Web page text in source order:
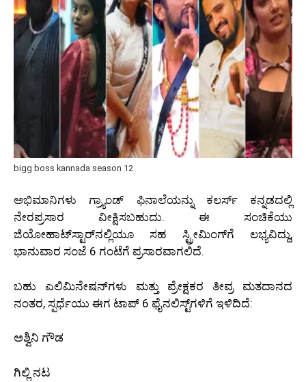
bigg boss kannada season 12
ಅಭಿಮಾನಿಗಳು ಗ್ರ್ಯಾಂಡ್ ಫಿನಾಲೆಯನ್ನು ಕಲರ್ಸ್ ಕನ್ನಡದಲ್ಲಿ
ನೇರಪ್ರಸಾರ ವೀಕ್ಷಿಸಬಹುದು. ಈ ಸಂಚಿಕೆಯು
ಜಿಯೋಹಾಟ್‌ಸ್ಟಾರ್‌ನಲ್ಲಿಯೂ ಸಹ ಸ್ಟ್ರೀಮಿಂಗ್‌ಗೆ ಲಭ್ಯವಿದ್ದು,
ಭಾನುವಾರ ಸಂಜೆ 6 ಗಂಟೆಗೆ ಪ್ರಸಾರವಾಗಲಿದೆ.
ಬಹು ಎಲಿಮಿನೇಷನ್‌ಗಳು ಮತ್ತು ಪ್ರೇಕ್ಷಕರ ತೀವ್ರ ಮತದಾನದ
ನಂತರ, ಸ್ಪರ್ಧೆಯು ಈಗ ಟಾಪ್ 6 ಫೈನಲಿಸ್ಟ್‌ಗಳಿಗೆ ಇಳಿದಿದೆ:
ಅಶ್ವಿನಿ ಗೌಡ
ಗಿಲ್ಲಿ ನಟ